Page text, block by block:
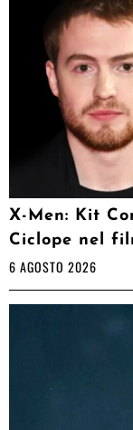
X-Men: Kit
Ciclope nel
6 AGOSTO 2026